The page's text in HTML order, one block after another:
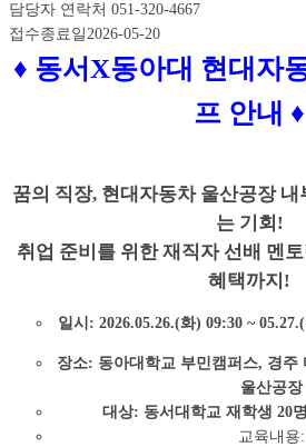
담당자 연락처 051-320-4667
접수종료일2026-05-20
♦ 동서X동아대 현대자
프 안내 ♦
꿈의 직장, 현대자동차 울산공장 내
는 기회!
취업 준비를 위한 재직자 선배 멘
혜택까지!
일시: 2026.05.26.(화) 09:30 ~
장소: 동아대학교 부민캠퍼스, 경주
울산공장
대상: 동서대학교 재학생 20
교육내용: